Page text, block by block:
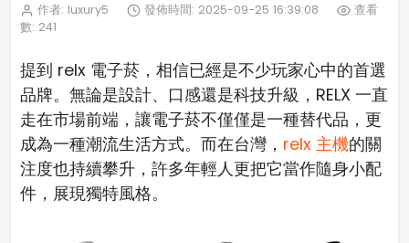
作者: luxury5 發佈時間: 2025-09-25 16:39:08
查看
數: 241
提到 relx 電子菸，相信已經是不少玩家心中的首選
品牌。無論是設計、口感還是科技升級，RELX 一直
走在市場前端，讓電子菸不僅僅是一種替代品，更
成為一種潮流生活方式。而在台灣， relx 主機的關
注度也持續攀升，許多年輕人更把它當作隨身小配
件，展現獨特風格。